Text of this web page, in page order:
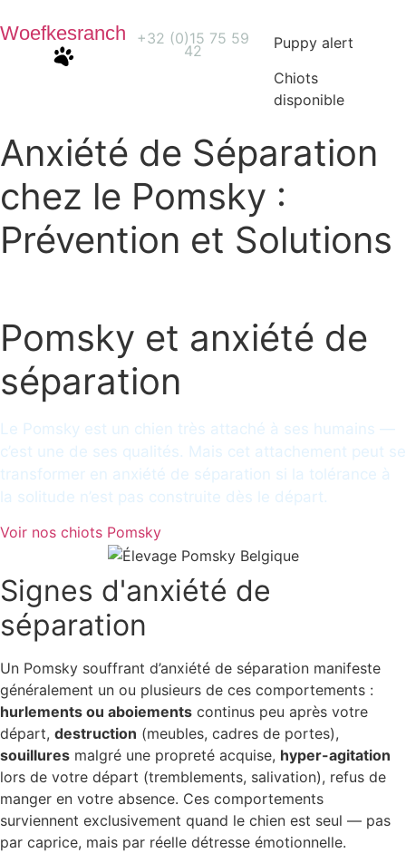
Woefkesranch +32 (0)15 75 59
42
Puppy alert
Chiots
disponible
Anxiété de Séparation
chez le Pomsky :
Prévention et Solutions
Pomsky et anxiété de
séparation
Le Pomsky est un chien très attaché à ses humains —
c’est une de ses qualités. Mais cet attachement peut se
transformer en anxiété de séparation si la tolérance à
la solitude n’est pas construite dès le départ.
Voir nos chiots Pomsky
Signes d'anxiété de
séparation
Un Pomsky souffrant d’anxiété de séparation manifeste
généralement un ou plusieurs de ces comportements :
hurlements ou aboiements continus peu après votre
départ, destruction (meubles, cadres de portes),
souillures malgré une propreté acquise, hyper-agitation
lors de votre départ (tremblements, salivation), refus de
manger en votre absence. Ces comportements
surviennent exclusivement quand le chien est seul — pas
par caprice, mais par réelle détresse émotionnelle.